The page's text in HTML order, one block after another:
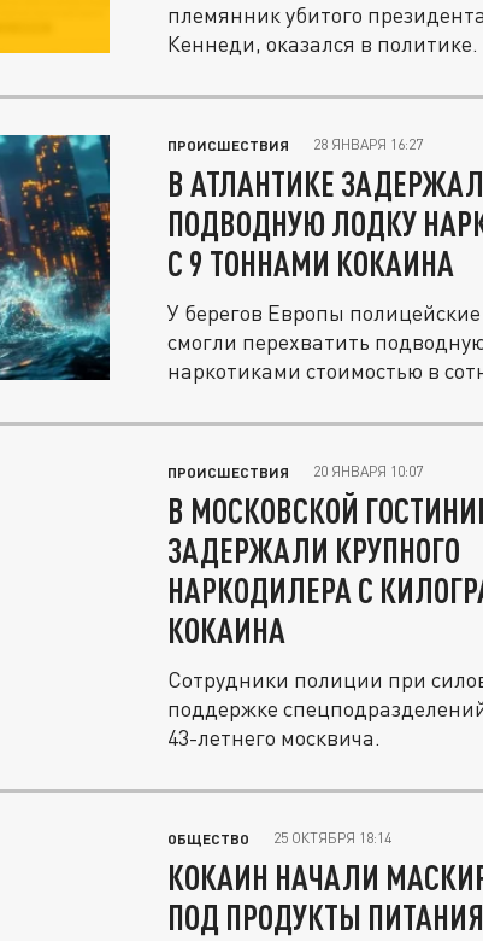
племянник убитого
Кеннеди, оказался в политике.
ПРОИСШЕСТВИЯ 28 ЯНВАРЯ 16:27
В АТЛАНТИКЕ
ПОДВОДНУЮ ЛОДКУ
С 9 ТОННАМИ КОКАИНА
У берегов Европы
смогли перехватить
наркотиками стоимостью в
ПРОИСШЕСТВИЯ 20 ЯНВАРЯ 10:07
В МОСКОВСКОЙ
ЗАДЕРЖАЛИ КРУПНОГО
НАРКОДИЛЕРА С
КОКАИНА
Сотрудники полиции при
поддержке
43-летнего москвича.
ОБЩЕСТВО 25 ОКТЯБРЯ 18:14
КОКАИН НАЧАЛИ
ПОД ПРОДУКТЫ ПИТАНИЯ